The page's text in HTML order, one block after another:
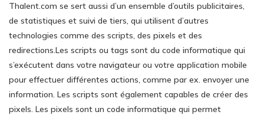
Thalent.com se sert aussi d’un ensemble d’outils publicitaires,
de statistiques et suivi de tiers, qui utilisent d’autres
technologies comme des scripts, des pixels et des
redirections.Les scripts ou tags sont du code informatique qui
s’exécutent dans votre navigateur ou votre application mobile
pour effectuer différentes actions, comme par ex. envoyer une
information. Les scripts sont également capables de créer des
pixels. Les pixels sont un code informatique qui permet